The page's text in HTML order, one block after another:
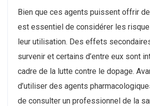
Bien que ces agents puissent offrir
est essentiel de considérer les
leur utilisation. Des effets
survenir et certains d’entre eux sont
cadre de la lutte contre le dopage.
d’utiliser des agents
de consulter un professionnel de la